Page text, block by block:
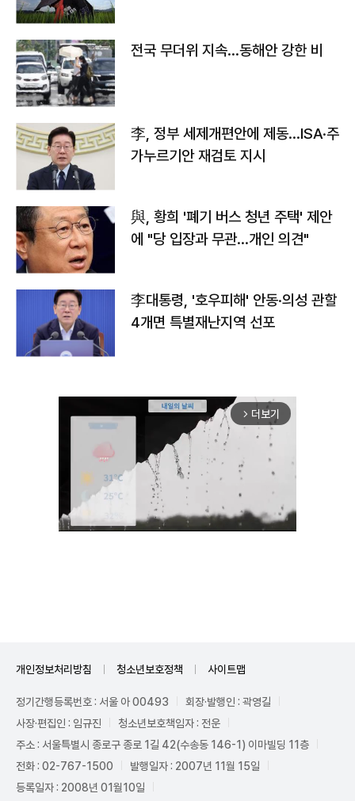
전국 무더위 지속…동해안 강한 비
李, 정부 세제개편안에 제동…ISA·주
가누르기안 재검토 지시
與, 황희 '폐기 버스 청년 주택' 제안
에 "당 입장과 무관…개인 의견"
李대통령, '호우피해' 안동·의성 관할
4개면 특별재난지역 선포
arrow_forward_ios 더보기
개인정보처리방침 청소년보호정책 사이트맵
정기간행등록번호 : 서울 아 00493
회장·발행인 : 곽영길
사장·편집인 : 임규진
청소년보호책임자 : 전운
주소 : 서울특별시 종로구 종로 1길 42(수송동 146-1) 이마빌딩 11층
전화 : 02-767-1500
발행일자 : 2007년 11월 15일
등록일자 : 2008년 01월10일